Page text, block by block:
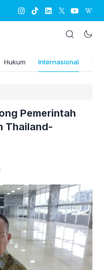
Hukum Internasional
Pemerintah
Thailand-